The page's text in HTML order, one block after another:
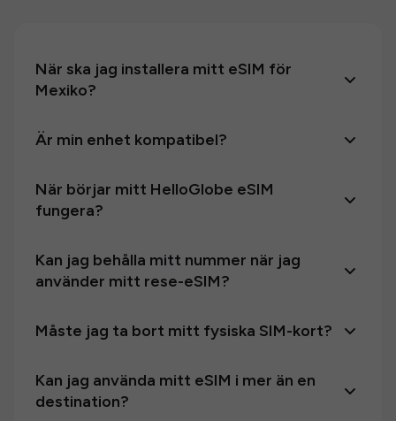
När ska jag installera mitt eSIM för
Mexiko?
Är min enhet kompatibel?
När börjar mitt HelloGlobe eSIM
fungera?
Kan jag behålla mitt nummer när jag
använder mitt rese-eSIM?
Måste jag ta bort mitt fysiska SIM-kort?
Kan jag använda mitt eSIM i mer än en
destination?